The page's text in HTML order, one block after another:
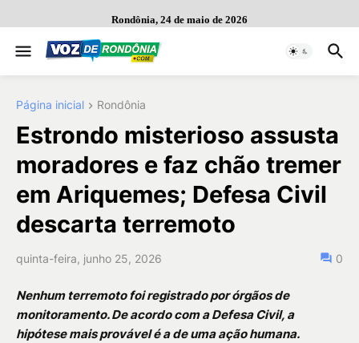
Rondônia, 24 de maio de 2026
Página inicial Rondônia
Estrondo misterioso assusta
moradores e faz chão tremer
em Ariquemes; Defesa Civil
descarta terremoto
quinta-feira, junho 25, 2026 0
Nenhum terremoto foi registrado por órgãos de
monitoramento. De acordo com a Defesa Civil, a
hipótese mais provável é a de uma ação humana.